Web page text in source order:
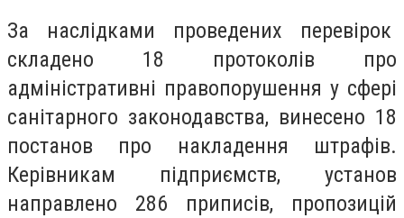
За наслідками проведених перевірок
складено 18 протоколів про
адміністративні правопорушення у сфері
санітарного законодавства, винесено 18
постанов про накладення штрафів.
Керівникам підприємств, установ
направлено 286 приписів, пропозицій